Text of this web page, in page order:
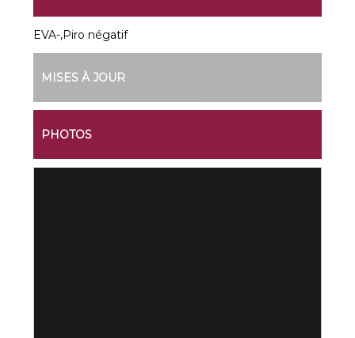
EVA-,Piro négatif
MISES À JOUR
PHOTOS